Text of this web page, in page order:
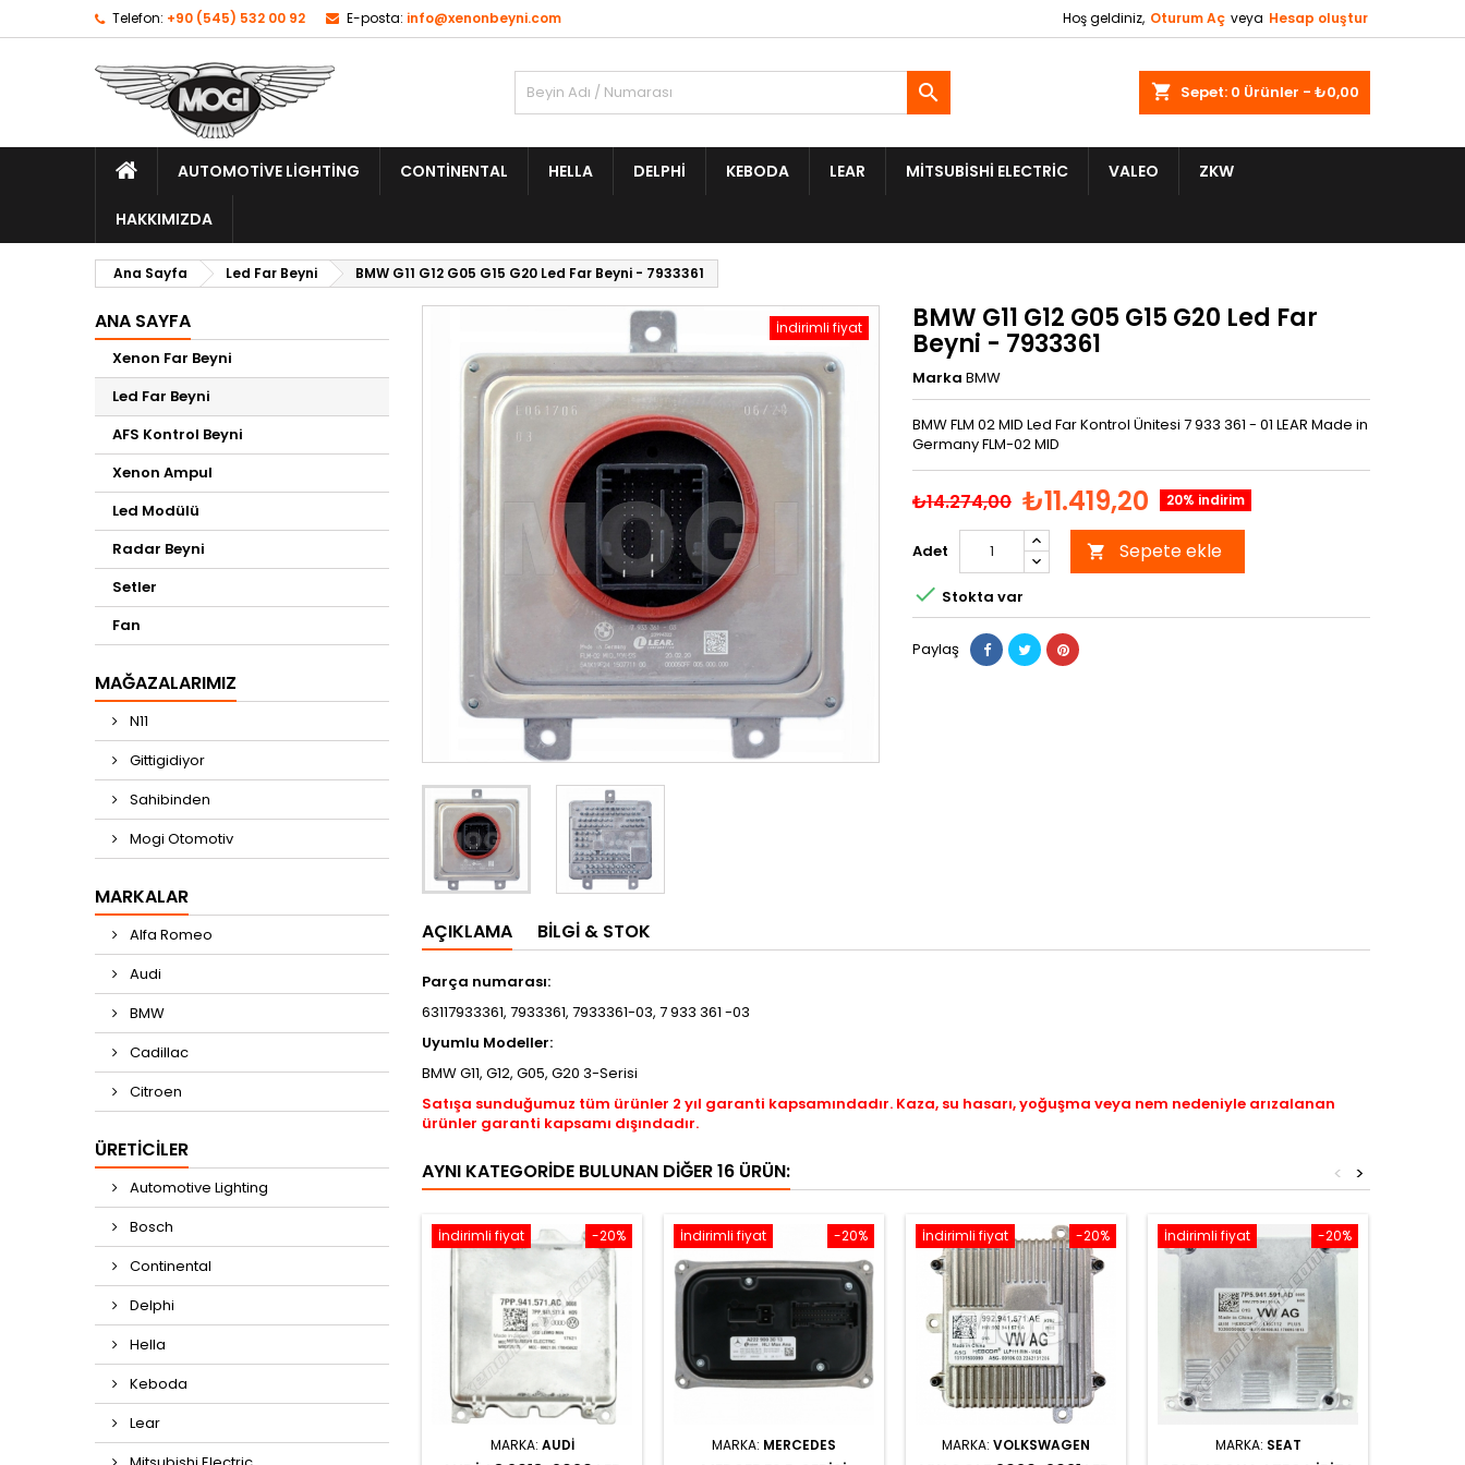
Telefon: +90 (545) 532 00 92 E-posta: info@xenonbeyni.com Hoş geldiniz, Oturum Aç veya Hesap oluştur
shopping_cart Sepet: 0 Ürünler - ₺0,00

AUTOMOTIVE LIGHTING CONTINENTAL HELLA DELPHI KEBODA LEAR MITSUBISHI ELECTRIC VALEO ZKW
HAKKIMIZDA
Ana Sayfa Led Far Beyni BMW G11 G12 G05 G15 G20 Led Far Beyni - 7933361
ANA SAYFA
Xenon Far Beyni
Led Far Beyni
AFS Kontrol Beyni
Xenon Ampul
Led Modülü
Radar Beyni
Setler
Fan
MAĞAZALARIMIZ
N11
Gittigidiyor
Sahibinden
Mogi Otomotiv
MARKALAR
Alfa Romeo
Audi
BMW
Cadillac
Citroen
ÜRETICILER
Automotive Lighting
Bosch
Continental
Delphi
Hella
Keboda
Lear
İndirimli fiyat BMW G11 G12 G05 G15 G20 Led Far
Beyni - 7933361
Marka BMW
BMW FLM 02 MID Led Far Kontrol Ünitesi 7 933 361 - 01 LEAR Made in
Germany FLM-02 MID
₺14.274,00 ₺11.419,20 20% indirim
Adet  Sepete ekle
 Stokta var
Paylaş
AÇIKLAMA BILGI & STOK
Parça numarası:
63117933361, 7933361, 7933361-03, 7 933 361 -03
Uyumlu Modeller:
BMW G11, G12, G05, G20 3-Serisi
Satışa sunduğumuz tüm ürünler 2 yıl garanti kapsamındadır. Kaza, su hasarı, yoğuşma veya nem nedeniyle arızalanan
ürünler garanti kapsamı dışındadır.
AYNI KATEGORIDE BULUNAN DIĞER 16 ÜRÜN: >
<
-20%
İndirimli fiyat
MARKA: AUDI
-20%
İndirimli fiyat
MARKA: MERCEDES
-20%
İndirimli fiyat
MARKA: VOLKSWAGEN
-20%
İndirimli fiyat
MARKA: SEAT